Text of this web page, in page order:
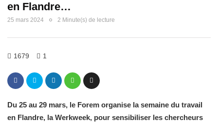
en Flandre…
25 mars 2024 2 Minute(s) de lecture
1679 1
Du 25 au 29 mars, le Forem organise la semaine du travail
en Flandre, la Werkweek, pour sensibiliser les chercheurs